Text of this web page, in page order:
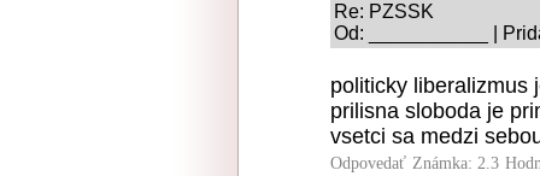
Re: PZSSK
Od: ___________ |
politicky liberalizmus
prilisna sloboda je
vsetci sa medzi
Odpovedať Známka: 2.3